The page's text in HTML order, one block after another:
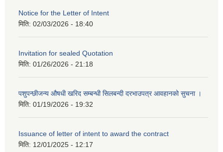
Notice for the Letter of Intent
मिति: 02/03/2026 - 18:40
Invitation for sealed Quotation
मिति: 01/26/2026 - 21:18
पशुपन्छीजन्य औषधी खरिद सम्बन्धी सिलबन्दी दरभाउपत्र आवहानको सुचना ।
मिति: 01/19/2026 - 19:32
Issuance of letter of intent to award the contract
मिति: 12/01/2025 - 12:17